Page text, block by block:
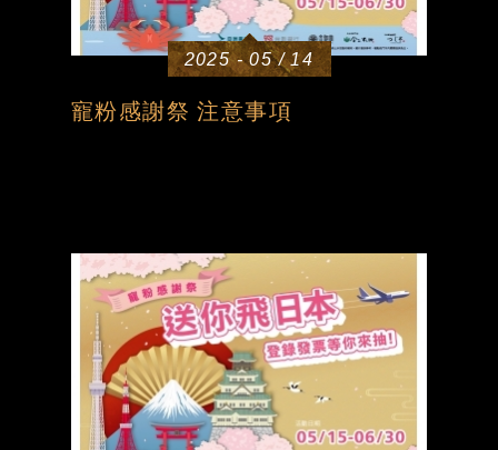
2025 - 05 / 14
寵粉感謝祭 注意事項